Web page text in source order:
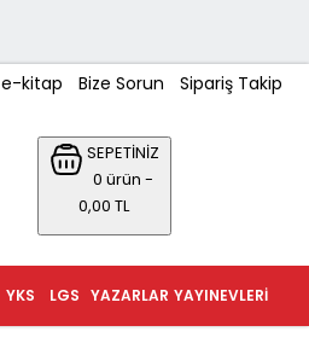
e-kitap Bize Sorun Sipariş Takip
SEPETİNİZ
0 ürün -
0,00 TL
YAYINEVLERI
YAZARLAR
LGS
YKS